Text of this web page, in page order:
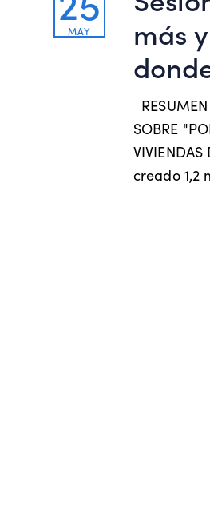
MAY
más
SOBRE
creado 1,2